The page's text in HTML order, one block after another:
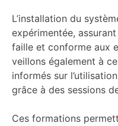
L’installation du
expérimentée,
faille et conforme aux
veillons également à
informés sur
grâce à des sessions
Ces formations